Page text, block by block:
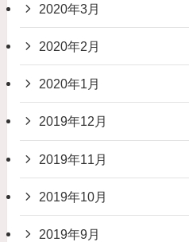
2020年3月
2020年2月
2020年1月
2019年12月
2019年11月
2019年10月
2019年9月